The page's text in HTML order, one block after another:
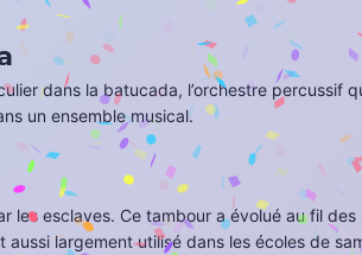
dans la batucada, l’orchestre percussif
un ensemble musical.
esclaves. Ce tambour a évolué au fil
largement utilisé dans les écoles de